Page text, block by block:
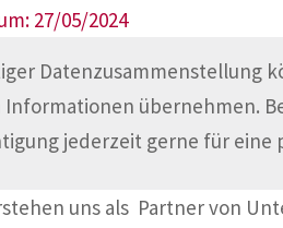
27/05/2024
Datenzusammenstellung
übernehmen.
jederzeit gerne für eine
uns als Partner von